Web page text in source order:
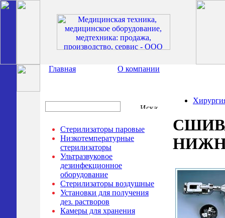
Главная О компании
Стерилизаторы паровые
Низкотемпературные
стерилизаторы
Ультразвуковое
дезинфекционное
оборудование
Стерилизаторы воздушные
Установки для получения
дез. растворов
Камеры для хранения